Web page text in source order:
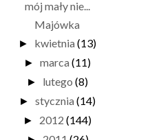
mój mały nie...
Majówka
► kwietnia (13)
► marca (11)
► lutego (8)
► stycznia (14)
► 2012 (144)